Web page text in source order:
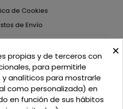
de Cookies
de Envío
Nº 7 - Local 1 - 45600
- Toledo - (España)
925 82 02 19 o625 654 791
×
propias y de terceros con
para permitirle
analíticos para mostrarle
como personalizada) en
en función de sus hábitos